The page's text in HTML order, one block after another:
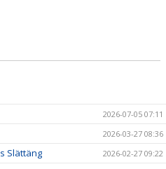
2026-07-05 07:11
2026-03-27 08:36
Slättäng 2026-02-27 09:22